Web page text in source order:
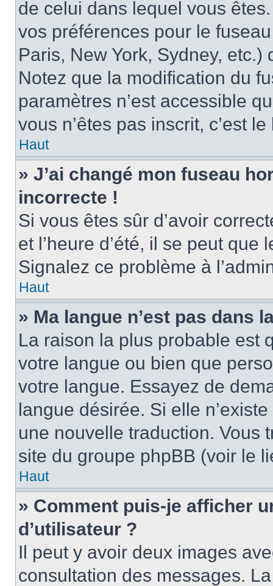
de celui dans lequel vous
vos préférences pour le
Paris, New York, Sydney, etc.)
Notez que la modification du
paramètres n’est accessible
vous n’êtes pas inscrit, c’est
Haut
» J’ai changé mon fuseau
incorrecte !
Si vous êtes sûr d’avoir
et l’heure d’été, il se peut que
Signalez ce problème à
Haut
» Ma langue n’est pas dans
La raison la plus probable est
votre langue ou bien que
votre langue. Essayez de
langue désirée. Si elle
une nouvelle traduction. Vous
site du groupe phpBB (voir le
Haut
» Comment puis-je afficher
d’utilisateur ?
Il peut y avoir deux images
consultation des messages.